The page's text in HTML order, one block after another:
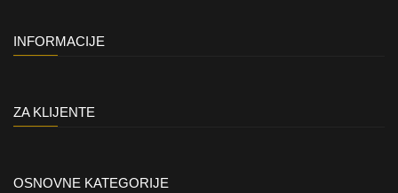
INFORMACIJE
ZA KLIJENTE
OSNOVNE KATEGORIJE